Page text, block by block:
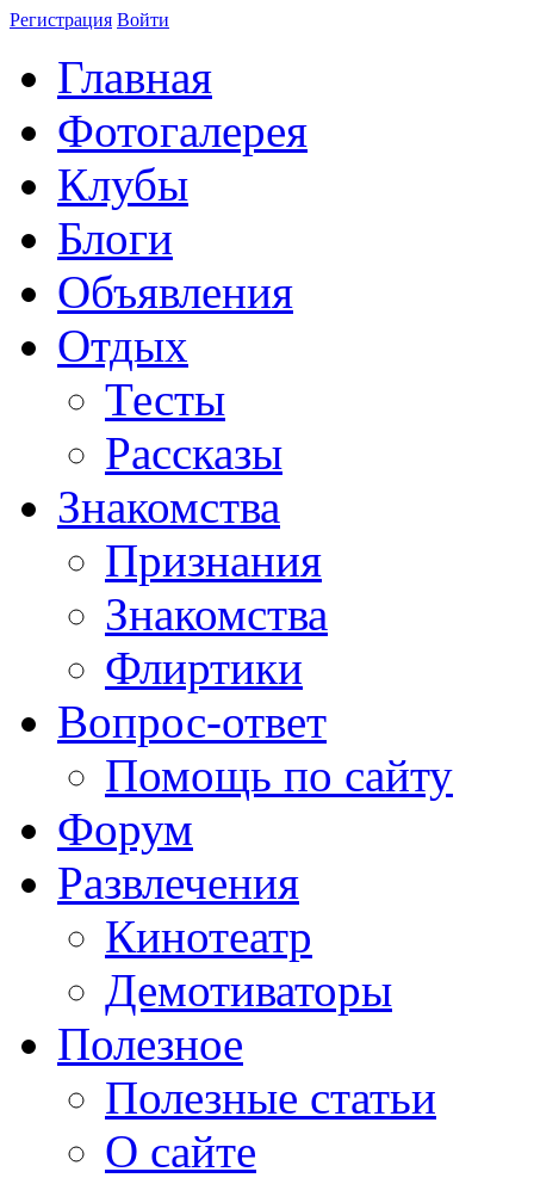
Регистрация Войти
Главная
Фотогалерея
Клубы
Блоги
Объявления
Отдых
Тесты
Рассказы
Знакомства
Признания
Знакомства
Флиртики
Вопрос-ответ
Помощь по сайту
Форум
Развлечения
Кинотеатр
Демотиваторы
Полезное
Полезные статьи
О сайте